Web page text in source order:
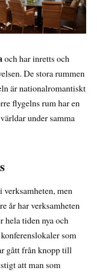
och har inretts och
De stora rummen
är nationalromantiskt
flygelns rum har en
under samma
verksamheten, men
år har verksamheten
hela tiden nya och
som
gått från knopp till
att man som